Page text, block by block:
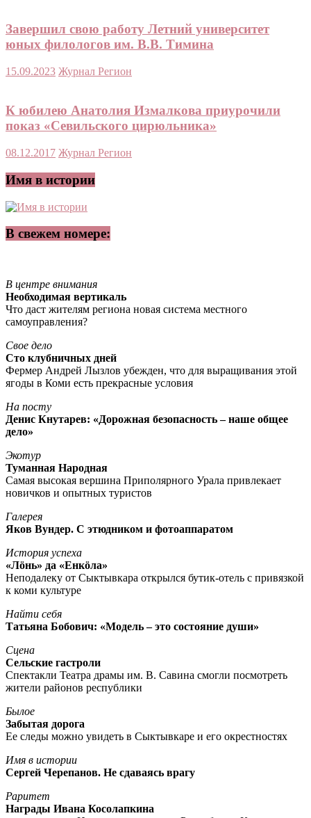
Завершил свою работу Летний университет
юных филологов им. В.В. Тимина
15.09.2023 Журнал Регион
К юбилею Анатолия Измалкова приурочили
показ «Севильского цирюльника»
08.12.2017 Журнал Регион
Имя в истории
В свежем номере:
В центре внимания
Необходимая вертикаль
Что даст жителям региона новая система местного
самоуправления?
Свое дело
Сто клубничных дней
Фермер Андрей Лызлов убежден, что для выращивания этой
ягоды в Коми есть прекрасные условия
На посту
Денис Кнутарев: «Дорожная безопасность – наше общее
дело»
Экотур
Туманная Народная
Самая высокая вершина Приполярного Урала привлекает
новичков и опытных туристов
Галерея
Яков Вундер. С этюдником и фотоаппаратом
История успеха
«Лöнь» да «Енкöла»
Неподалеку от Сыктывкара открылся бутик-отель с привязкой
к коми культуре
Найти себя
Татьяна Бобович: «Модель – это состояние души»
Сцена
Сельские гастроли
Спектакли Театра драмы им. В. Савина смогли посмотреть
жители районов республики
Былое
Забытая дорога
Ее следы можно увидеть в Сыктывкаре и его окрестностях
Имя в истории
Сергей Черепанов. Не сдаваясь врагу
Раритет
Награды Ивана Косолапкина